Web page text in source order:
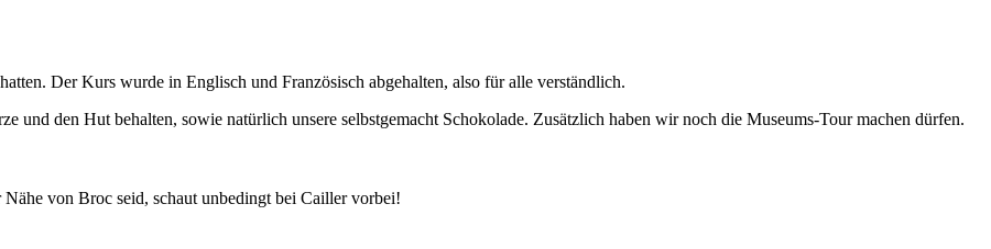
Der Kurs wurde in Englisch und Französisch abgehalten, also für alle verständlich.
und den Hut behalten, sowie natürlich unsere selbstgemacht Schokolade. Zusätzlich haben wir noch die Museums-Tour machen dürfen.
von Broc seid, schaut unbedingt bei Cailler vorbei!